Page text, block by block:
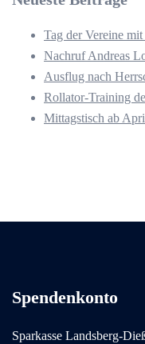
Tag der Vereine
Nachruf Andreas
Ausflug nach
Rollator-Training
Mittagstisch ab
Spendenkonto
Sparkasse Landsberg-